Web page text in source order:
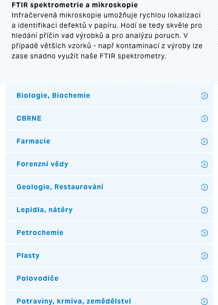
FTIR spektrometrie a mikroskopie
Infračervená mikroskopie umožňuje rychlou lokalizaci
a identifikaci defektů v papíru. Hodí se tedy skvěle pro
hledání příčin vad výrobků a pro analýzu poruch. V
případě větších vzorků - např kontaminací z výroby lze
zase snadno využít naše FTIR spektrometry.
Biologie, Biochemie
CBRNE
Farmacie
Forenzní vědy
Geologie, Restaurování
Lepidla, nátěry
Petrochemie
Plasty
Polovodiče
Potraviny, krmiva, zemědělství